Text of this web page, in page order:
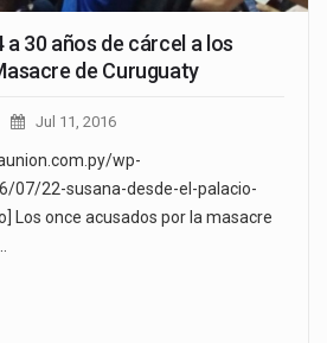
30 años de cárcel a los
de Curuguaty
Jul 11, 2016
wp-
07/22-susana-desde-el-palacio-
Los once acusados por la masacre